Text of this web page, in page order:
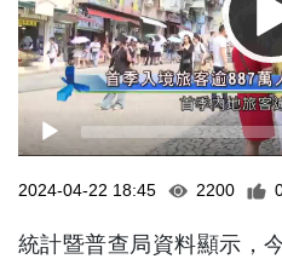
2024-04-22 18:45 2200
統計暨普查局資料顯示，